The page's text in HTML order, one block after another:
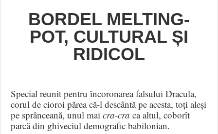
BORDEL MELTING-
POT, CULTURAL ȘI
RIDICOL
Special reunit pentru încoronarea falsului Dracula,
corul de cioroi părea că-l descântă pe acesta, toți aleși
pe sprânceană, unul maicra-cra ca altul, coborît
parcă din ghiveciul demografic babilonian.